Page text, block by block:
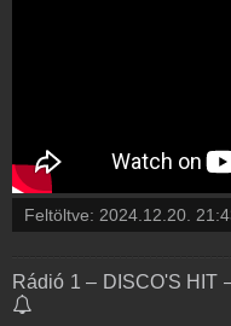
Feltöltve: 2024.12.20.
Rádió 1 – DISCO'S HIT